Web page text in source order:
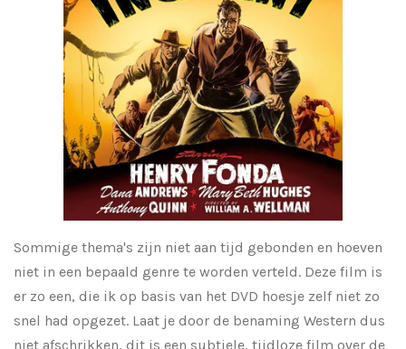
Sommige thema's zijn niet aan tijd gebonden en hoeven
niet in een bepaald genre te worden verteld. Deze film is
er zo een, die ik op basis van het DVD hoesje zelf niet zo
snel had opgezet. Laat je door de benaming Western dus
niet afschrikken, dit is een subtiele, tijdloze film over de